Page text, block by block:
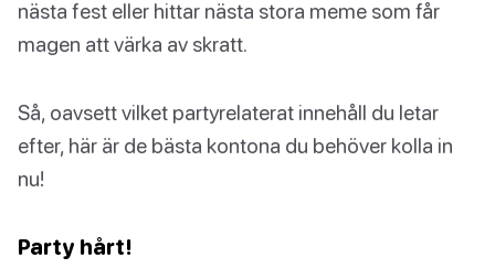
nästa fest eller hittar nästa stora meme som får
magen att värka av skratt.
Så, oavsett vilket partyrelaterat innehåll du letar
efter, här är de bästa kontona du behöver kolla in
nu!
Party hårt!